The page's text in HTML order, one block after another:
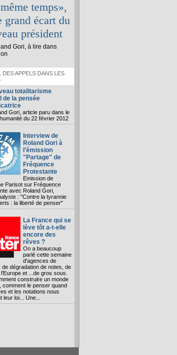
temps»,
grand écart du
président
Gori, à lire dans
DES APPELS DANS LES
totalitarisme
de la pensée
Gori, article paru dans le
du 22 février 2012
Interview de
Roland Gori à
l'émission
"Partage" de
Fréquence
Protestante
Emission de
Parisot sur Fréquence
avec Roland Gori,
: "Contre la tyrannie
: la liberté de penser"
La France qui se
lève tôt a-t-elle
encore des
rêves ?
On a beaucoup
parlé cette semaine
d'agences de
de dégradation de notes, de
et ...de gros sous.
construire un monde
comment le penser quand
et les notations nous
leur loi... Une...